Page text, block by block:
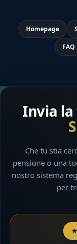
Homepage
FAQ
Invia la
Che tu stia
pensione o una
nostro sistema
per